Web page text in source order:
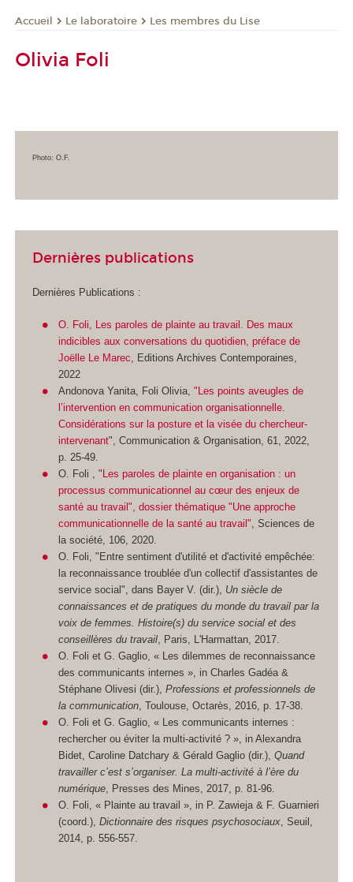
Accueil Le laboratoire Les membres du Lise
Olivia Foli
Photo: O.F.
Dernières publications
Dernières Publications :
O. Foli, Les paroles de plainte au travail. Des maux
indicibles aux conversations du quotidien, préface de
Joëlle Le Marec , Editions Archives Contemporaines,
2022
Andonova Yanita, Foli Olivia, "Les points aveugles de
l’intervention en communication organisationnelle.
Considérations sur la posture et la visée du chercheur-
intervenant", Communication & Organisation, 61, 2022,
p. 25-49.
O. Foli , " Les paroles de plainte en organisation : un
processus communicationnel au cœur des enjeux de
santé au travail", dossier thématique "Une approche
communicationnelle de la santé au travail" , Sciences de
la société, 106, 2020.
O. Foli, "Entre sentiment d'utilité et d'activité empêchée:
la reconnaissance troublée d'un collectif d'assistantes de
service social", dans Bayer V. (dir.), Un siècle de
connaissances et de pratiques du monde du travail par la
voix de femmes. Histoire(s) du service social et des
conseillères du travail, Paris, L'Harmattan, 2017.
O. Foli et G. Gaglio, « Les dilemmes de reconnaissance
des communicants internes », in Charles Gadéa &
Stéphane Olivesi (dir.), Professions et professionnels de
la communication, Toulouse, Octarès, 2016, p. 17-38.
O. Foli et G. Gaglio, « Les communicants internes :
rechercher ou éviter la multi-activité ? », in Alexandra
Bidet, Caroline Datchary & Gérald Gaglio (dir.), Quand
travailler c’est s’organiser. La multi-activité à l’ère du
numérique, Presses des Mines, 2017, p. 81-96.
O. Foli, « Plainte au travail », in P. Zawieja & F. Guarnieri
(coord.), Dictionnaire des risques psychosociaux, Seuil,
2014, p. 556-557.